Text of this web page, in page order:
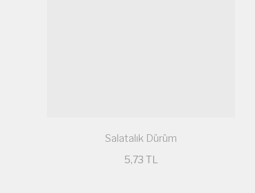
Salatalık Dürüm
5,73 TL